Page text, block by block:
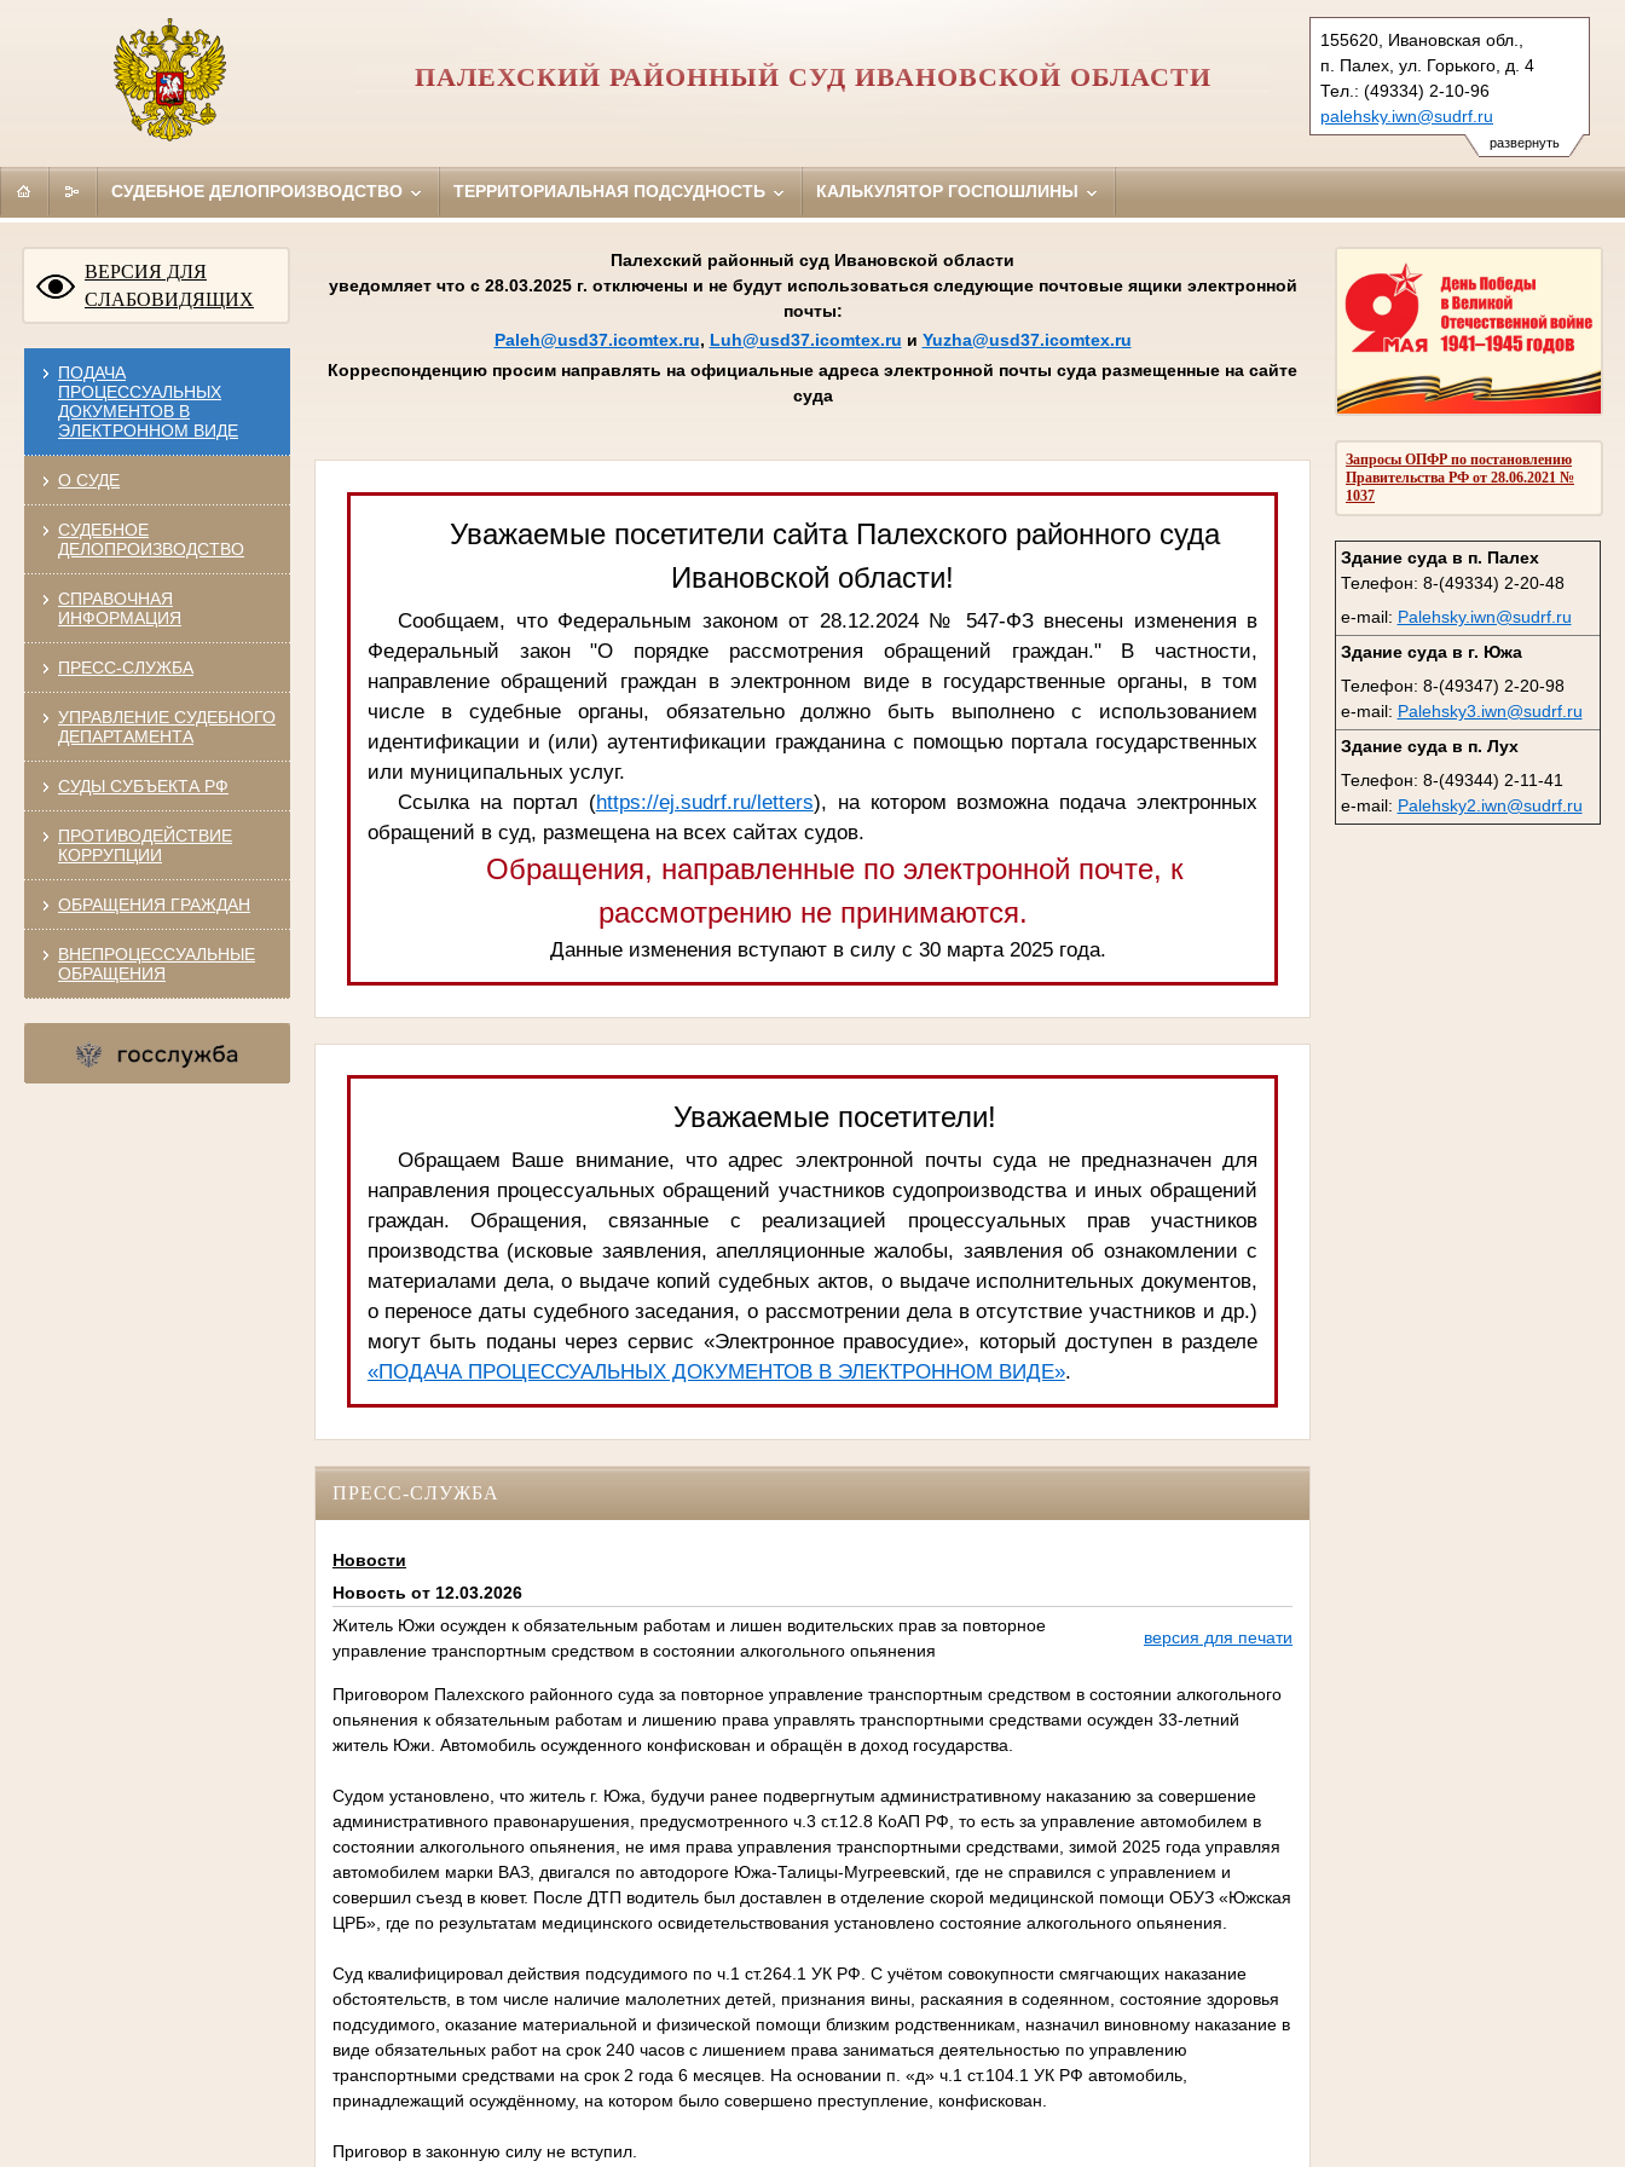
развернуть
155620, Ивановская обл.,
п. Палех, ул. Горького, д. 4
Тел.: (49334) 2-10-96
palehsky.iwn@sudrf.ru
показать на карте
ПАЛЕХСКИЙ РАЙОННЫЙ СУД ИВАНОВСКОЙ ОБЛАСТИ
СУДЕБНОЕ ДЕЛОПРОИЗВОДСТВО ТЕРРИТОРИАЛЬНАЯ ПОДСУДНОСТЬ КАЛЬКУЛЯТОР ГОСПОШЛИНЫ
ВЕРСИЯ ДЛЯ
СЛАБОВИДЯЩИХ
ПОДАЧА
ПРОЦЕССУАЛЬНЫХ
ДОКУМЕНТОВ В
ЭЛЕКТРОННОМ ВИДЕ
О СУДЕ
СУДЕБНОЕ
ДЕЛОПРОИЗВОДСТВО
СПРАВОЧНАЯ
ИНФОРМАЦИЯ
ПРЕСС-СЛУЖБА
УПРАВЛЕНИЕ СУДЕБНОГО
ДЕПАРТАМЕНТА
СУДЫ СУБЪЕКТА РФ
ПРОТИВОДЕЙСТВИЕ
КОРРУПЦИИ
ОБРАЩЕНИЯ ГРАЖДАН
ВНЕПРОЦЕССУАЛЬНЫЕ
ОБРАЩЕНИЯ
Запросы ОПФР по постановлению
Правительства РФ от 28.06.2021 №
1037
Здание суда в п. Палех
Телефон: 8-(49334) 2-20-48
e-mail: Palehsky.iwn@sudrf.ru
Здание суда в г. Южа
Телефон: 8-(49347) 2-20-98
e-mail: Palehsky3.iwn@sudrf.ru
Здание суда в п. Лух
Телефон: 8-(49344) 2-11-41
e-mail: Palehsky2.iwn@sudrf.ru
Палехский районный суд Ивановской области
уведомляет что с 28.03.2025 г. отключены и не будут использоваться следующие почтовые ящики электронной
почты:
Paleh@usd37.icomtex.ru, Luh@usd37.icomtex.ru и Yuzha@usd37.icomtex.ru
Корреспонденцию просим направлять на официальные адреса электронной почты суда размещенные на сайте
суда
Уважаемые посетители сайта Палехского районного суда
Ивановской области!
Сообщаем, что Федеральным законом от 28.12.2024 № 547-ФЗ внесены изменения в
Федеральный закон "О порядке рассмотрения обращений граждан." В частности,
направление обращений граждан в электронном виде в государственные органы, в том
числе в судебные органы, обязательно должно быть выполнено с использованием
идентификации и (или) аутентификации гражданина с помощью портала государственных
или муниципальных услуг.
Ссылка на портал (https://ej.sudrf.ru/letters), на котором возможна подача электронных
обращений в суд, размещена на всех сайтах судов.
Обращения, направленные по электронной почте, к
рассмотрению не принимаются.
Данные изменения вступают в силу с 30 марта 2025 года.
Уважаемые посетители!
Обращаем Ваше внимание, что адрес электронной почты суда не предназначен для
направления процессуальных обращений участников судопроизводства и иных обращений
граждан. Обращения, связанные с реализацией процессуальных прав участников
производства (исковые заявления, апелляционные жалобы, заявления об ознакомлении с
материалами дела, о выдаче копий судебных актов, о выдаче исполнительных документов,
о переносе даты судебного заседания, о рассмотрении дела в отсутствие участников и др.)
могут быть поданы через сервис «Электронное правосудие», который доступен в разделе
«ПОДАЧА ПРОЦЕССУАЛЬНЫХ ДОКУМЕНТОВ В ЭЛЕКТРОННОМ ВИДЕ».
ПРЕСС-СЛУЖБА
Новости
Новость от 12.03.2026
Житель Южи осужден к обязательным работам и лишен водительских прав за повторное
управление транспортным средством в состоянии алкогольного опьянения
версия для печати
Приговором Палехского районного суда за повторное управление транспортным средством в состоянии алкогольного
опьянения к обязательным работам и лишению права управлять транспортными средствами осужден 33-летний
житель Южи. Автомобиль осужденного конфискован и обращён в доход государства.
Судом установлено, что житель г. Южа, будучи ранее подвергнутым административному наказанию за совершение
административного правонарушения, предусмотренного ч.3 ст.12.8 КоАП РФ, то есть за управление автомобилем в
состоянии алкогольного опьянения, не имя права управления транспортными средствами, зимой 2025 года управляя
автомобилем марки ВАЗ, двигался по автодороге Южа-Талицы-Мугреевский, где не справился с управлением и
совершил съезд в кювет. После ДТП водитель был доставлен в отделение скорой медицинской помощи ОБУЗ «Южская
ЦРБ», где по результатам медицинского освидетельствования установлено состояние алкогольного опьянения.
Суд квалифицировал действия подсудимого по ч.1 ст.264.1 УК РФ. С учётом совокупности смягчающих наказание
обстоятельств, в том числе наличие малолетних детей, признания вины, раскаяния в содеянном, состояние здоровья
подсудимого, оказание материальной и физической помощи близким родственникам, назначил виновному наказание в
виде обязательных работ на срок 240 часов с лишением права заниматься деятельностью по управлению
транспортными средствами на срок 2 года 6 месяцев. На основании п. «д» ч.1 ст.104.1 УК РФ автомобиль,
принадлежащий осуждённому, на котором было совершено преступление, конфискован.
Приговор в законную силу не вступил.